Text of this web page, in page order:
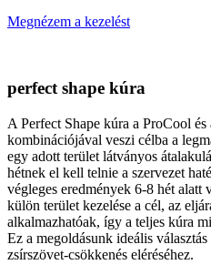
Megnézem a kezelést
perfect shape kúra
A Perfect Shape kúra a ProCool
kombinációjával veszi célba a
egy adott terület látványos
hétnek el kell telnie a szervezet
végleges eredmények 6-8 hét alatt
külön terület kezelése a cél, az
alkalmazhatóak, így a teljes kúra
Ez a megoldásunk ideális
zsírszövet-csökkenés eléréséhez.